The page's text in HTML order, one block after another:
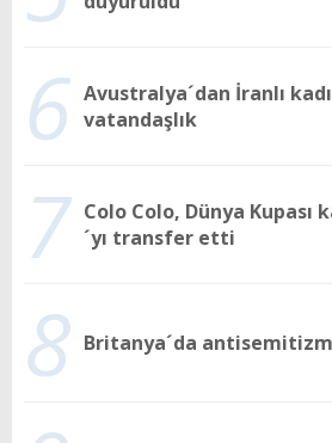
6 Avustralya´dan İranlı
vatandaşlık
7 Colo Colo, Dünya Kupası
´yı transfer etti
8 Britanya´da